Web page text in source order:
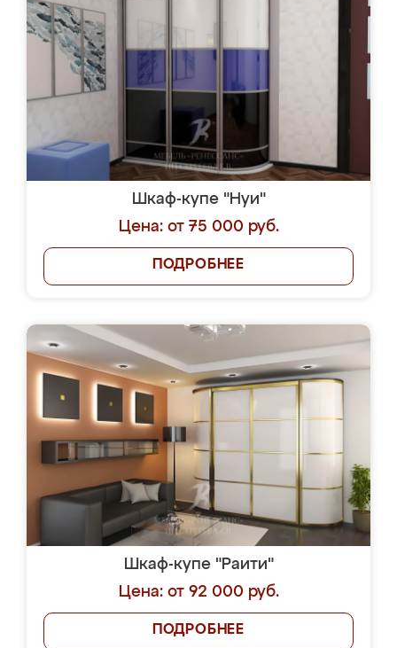
Шкаф-купе "Нуи"
Цена: от 75 000 руб.
ПОДРОБНЕЕ
Шкаф-купе "Раити"
Цена: от 92 000 руб.
ПОДРОБНЕЕ